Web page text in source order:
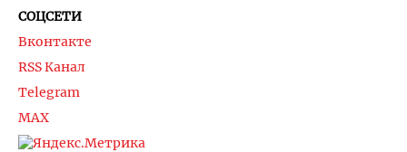
СОЦСЕТИ
Вконтакте
RSS Канал
Telegram
MAX